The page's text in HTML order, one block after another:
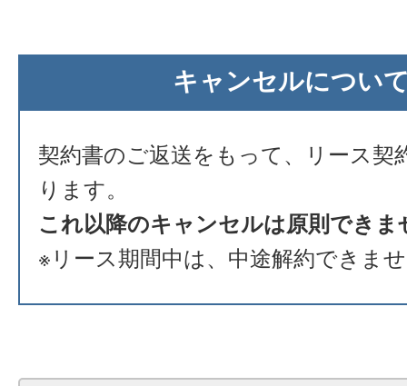
キャンセルについ
契約書のご返送をもって、リース契
ります。
これ以降のキャンセルは原則できま
※リース期間中は、中途解約できま